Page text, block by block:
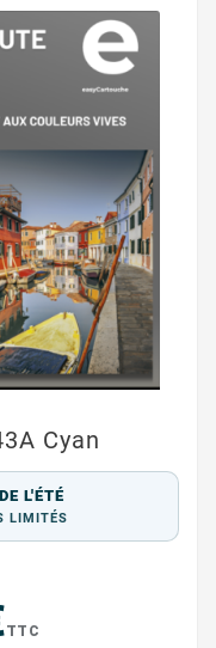
Cyan
L'ÉTÉ
LIMITÉS
TTC